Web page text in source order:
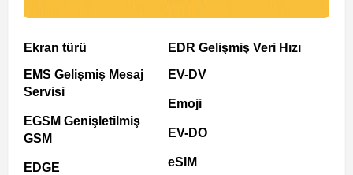
Ekran türü
EMS Gelişmiş Mesaj
Servisi
EGSM Genişletilmiş
GSM
EDGE
EDR Gelişmiş Veri Hızı
EV-DV
Emoji
EV-DO
eSIM